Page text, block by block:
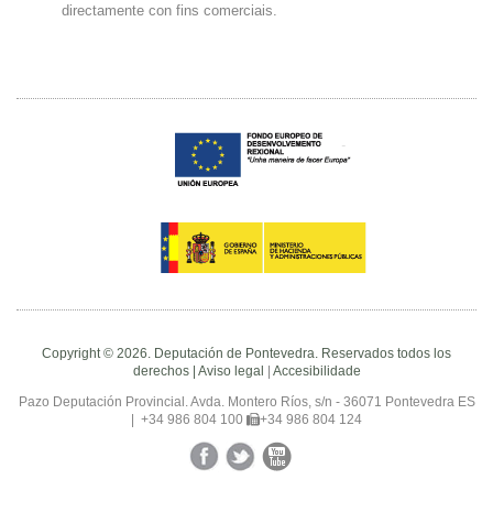
directamente con fins comerciais.
Copyright © 2026. Deputación de Pontevedra. Reservados todos los
derechos | Aviso legal | Accesibilidade
Pazo Deputación Provincial. Avda. Montero Ríos, s/n - 36071 Pontevedra ES
| +34 986 804 100
+34 986 804 124
FacebookTwitterYouTube